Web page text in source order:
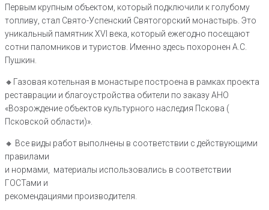
Первым крупным объектом, который подключили к голубому
топливу, стал Свято-Успенский Святогорский монастырь. Это
уникальный памятник XVI века, который ежегодно посещают
сотни паломников и туристов. Именно здесь похоронен А.С.
Пушкин.
🔸Газовая котельная в монастыре построена в рамках проекта
реставрации и благоустройства обители по заказу АНО
«Возрождение объектов культурного наследия Пскова (
Псковской области)».
🔸️ Все виды работ выполнены в соответствии с действующими
правилами
и нормами, материалы использовались в соответствии
ГОСТами и
рекомендациями производителя.